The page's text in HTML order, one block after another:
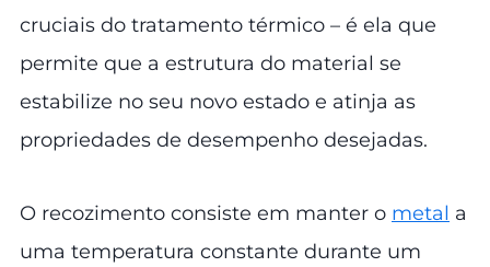
cruciais do tratamento térmico – é ela que
permite que a estrutura do material se
estabilize no seu novo estado e atinja as
propriedades de desempenho desejadas.
O recozimento consiste em manter o metal a
uma temperatura constante durante um